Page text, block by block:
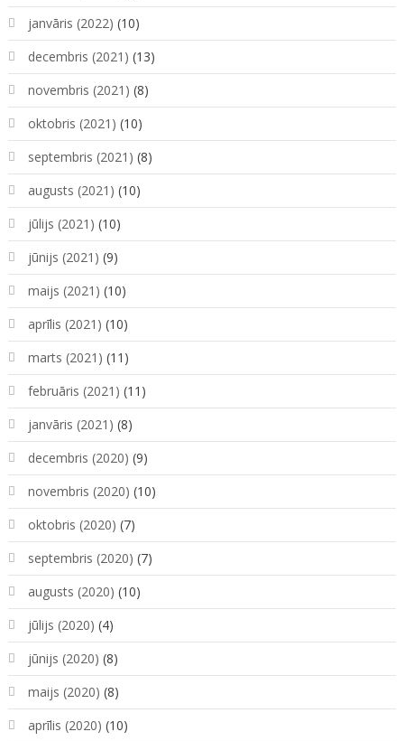
janvāris (2022) (10)
decembris (2021) (13)
novembris (2021) (8)
oktobris (2021) (10)
septembris (2021) (8)
augusts (2021) (10)
jūlijs (2021) (10)
jūnijs (2021) (9)
maijs (2021) (10)
aprīlis (2021) (10)
marts (2021) (11)
februāris (2021) (11)
janvāris (2021) (8)
decembris (2020) (9)
novembris (2020) (10)
oktobris (2020) (7)
septembris (2020) (7)
augusts (2020) (10)
jūlijs (2020) (4)
jūnijs (2020) (8)
maijs (2020) (8)
aprīlis (2020) (10)